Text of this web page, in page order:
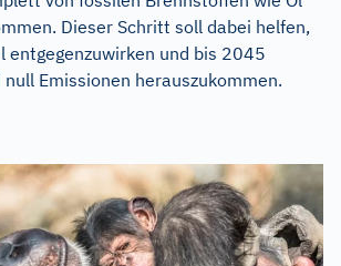
Dieser Schritt soll dabei helfen,
entgegenzuwirken und bis 2045
Emissionen herauszukommen.